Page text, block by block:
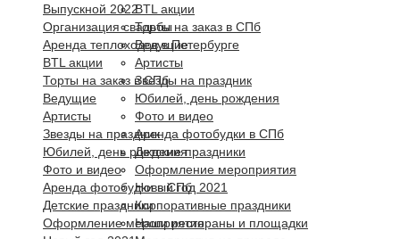
BTL акции
Торты на заказ в СПб
Ведущие
Артисты
Звезды на праздник
Юбилей, день рождения
Фото и видео
Аренда фотобудки в СПб
Детские праздники
Оформление мероприятия
Новый год 2021
Корпоративные праздники
Наши рестораны и площадки
Выпускной 2022
Организация свадьбы
Аренда теплоходов в Петербурге
BTL акции
Торты на заказ в СПб
Ведущие
Артисты
Звезды на праздник
Юбилей, день рождения
Фото и видео
Аренда фотобудки в СПб
Детские праздники
Оформление мероприятия